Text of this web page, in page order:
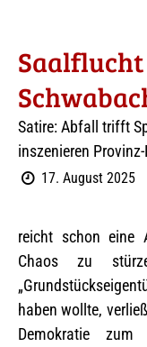
Satire: Abfall trifft
inszenieren
17. August 2025
reicht schon eine
Chaos zu
haben wollte,
Demokratie